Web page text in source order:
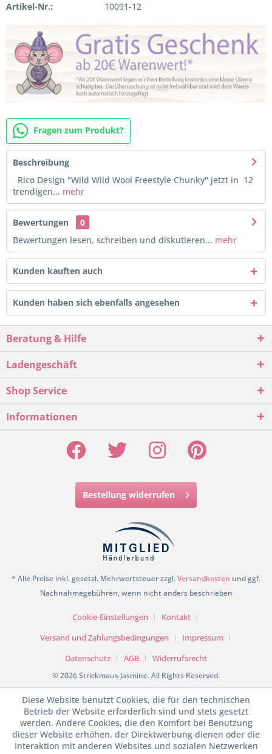
Artikel-Nr.: 10091-12
Fragen zum Produkt?
Beschreibung
Rico Design "Wild Wild Wool Freestyle Chunky" jetzt in 12
trendigen... mehr
Bewertungen
0
Bewertungen lesen, schreiben und diskutieren... mehr
Kunden kauften auch
Kunden haben sich ebenfalls angesehen
Beratung & Hilfe
Ladengeschäft
Shop Service
Informationen
Bestellung widerrufen
* Alle Preise inkl. gesetzl. Mehrwertsteuer zzgl.Versandkosten und ggf.
Nachnahmegebühren, wenn nicht anders beschrieben
Cookie-Einstellungen
Kontakt
Versand und Zahlungsbedingungen
Impressum
Datenschutz
AGB Widerrufsrecht
© 2026 Strickmaus Jasmine. All Rights Reserved.
Diese Website benutzt Cookies, die für den technischen
Betrieb der Website erforderlich sind und stets gesetzt
werden. Andere Cookies, die den Komfort bei Benutzung
dieser Website erhöhen, der Direktwerbung dienen oder die
Interaktion mit anderen Websites und sozialen Netzwerken